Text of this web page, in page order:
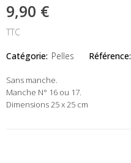
9,90 €
TTC
Catégorie: Pelles Référence:
Sans manche.
Manche N° 16 ou 17.
Dimensions 25 x 25 cm